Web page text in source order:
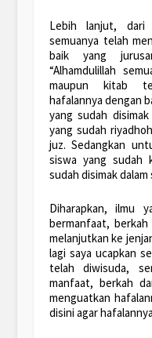
Lebih lanjut, dari
semuanya telah
baik yang
“Alhamdulillah
maupun kitab
hafalannya dengan
yang sudah
yang sudah
juz. Sedangkan
siswa yang sudah
sudah disimak dalam
Diharapkan, ilmu
bermanfaat,
melanjutkan ke
lagi saya ucapkan
telah diwisuda,
manfaat, berkah
menguatkan
disini agar